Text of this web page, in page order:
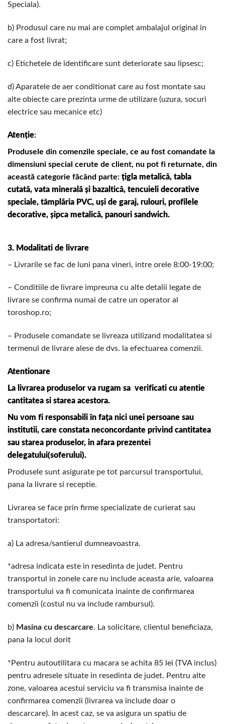
Speciala).
b) Produsul care nu mai are complet ambalajul original in
care a fost livrat;
c) Etichetele de identificare sunt deteriorate sau lipsesc;
d) Aparatele de aer conditionat care au fost montate sau
alte obiecte care prezinta urme de utilizare (uzura, socuri
electrice sau mecanice etc)
Atenție:
Produsele din comenzile speciale, ce au fost comandate la
dimensiuni special cerute de client, nu pot fi returnate, din
această categorie făcând parte: țigla metalică, tabla
cutată, vata minerală și bazaltică, tencuieli decorative
speciale, tâmplăria PVC, uși de garaj, rulouri, profilele
decorative, șipca metalică, panouri sandwich.
3. Modalitati de livrare
– Livrarile se fac de luni pana vineri, intre orele 8:00-19:00;
– Conditiile de livrare impreuna cu alte detalii legate de
livrare se confirma numai de catre un operator al
toroshop.ro;
– Produsele comandate se livreaza utilizand modalitatea si
termenul de livrare alese de dvs. la efectuarea comenzii.
Atentionare
La livrarea produselor va rugam sa verificati cu atentie
cantitatea si starea acestora.
Nu vom fi responsabili în fața nici unei persoane sau
institutii, care constata neconcordante privind cantitatea
sau starea produselor, in afara prezentei
delegatului(soferului).
Produsele sunt asigurate pe tot parcursul transportului,
pana la livrare si receptie.
Livrarea se face prin firme specializate de curierat sau
transportatori:
a) La adresa/santierul dumneavoastra.
*adresa indicata este in resedinta de judet. Pentru
transportul in zonele care nu include aceasta arie, valoarea
transportului va fi comunicata inainte de confirmarea
comenzii (costul nu va include rambursul).
b) Masina cu descarcare. La solicitare, clientul beneficiaza,
pana la locul dorit
*Pentru autoutilitara cu macara se achita 85 lei (TVA inclus)
pentru adresele situate in resedinta de judet. Pentru alte
zone, valoarea acestui serviciu va fi transmisa inainte de
confirmarea comenzii (livrarea va include doar o
descarcare). In acest caz, se va asigura un spatiu de